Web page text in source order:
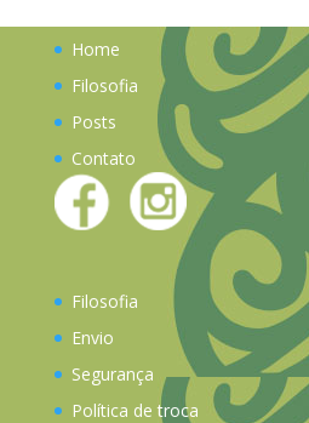
Home
Filosofia
Posts
Contato
Filosofia
Envio
Segurança
Política de troca